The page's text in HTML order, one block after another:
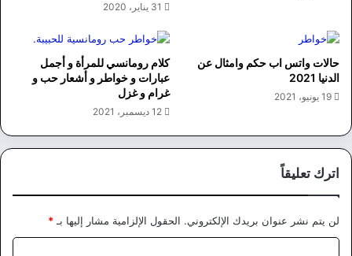
31 يناير، 2020
حالات واتس اب حكم وامثال عن
الدنيا 2021
19 يونيو، 2021
كلام رومانسي للمرأة و أجمل
عبارات و خواطر و أشعار حب و
غرام و غزل
12 ديسمبر، 2021
اترك تعليقاً
لن يتم نشر عنوان بريدك الإلكتروني. الحقول الإلزامية مشار إليها بـ *